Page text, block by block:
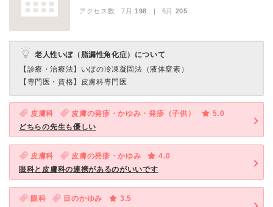
アクセス数 7月:198 | 6月:205
老人性いぼ（脂漏性角化症）について
【診療・治療法】 いぼの冷凍凝固法（液体窒素）
【専門医・資格】 皮膚科専門医
皮膚科 皮膚の発疹・かゆみ・発疹（子供）
5.0
どちらの先生も優しい
皮膚科 皮膚の発疹・かゆみ
4.0
眼科と皮膚科の連携があるのがいいです
眼科 目のかゆみ
3.5